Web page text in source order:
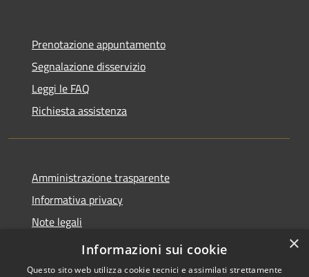
Prenotazione appuntamento
Segnalazione disservizio
Leggi le FAQ
Richiesta assistenza
Amministrazione trasparente
Informativa privacy
Note legali
Dichiarazione di accessibilità
×
Informazioni sui cookie
Questo sito web utilizza cookie tecnici e assimilati strettamente